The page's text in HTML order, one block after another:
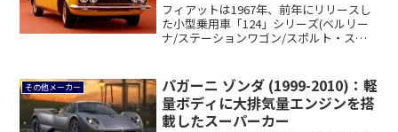
フィアットは1967年、前年にリリースし
た小型乗用車「124」シリーズ(ベルリー
ナ/ステーションワゴン/スポルト・スパ
その他メーカー
パガーニ ゾンダ (1999-2010)：軽
量ボディに大排気量エンジンを搭
載したスーパーカー